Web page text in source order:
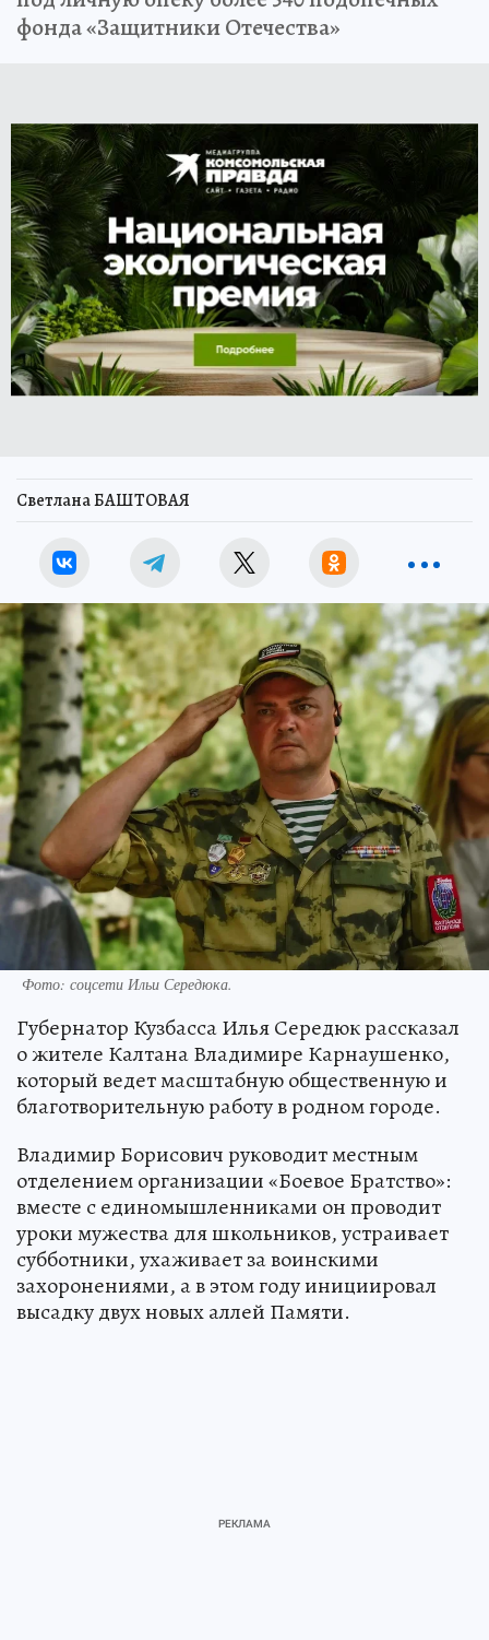
фонда «Защитники Отечества»
Светлана БАШТОВАЯ
Фото: соцсети Ильи Середюка.
Губернатор Кузбасса Илья Середюк рассказал
о жителе Калтана Владимире Карнаушенко,
который ведет масштабную общественную и
благотворительную работу в родном городе.
Владимир Борисович руководит местным
отделением организации «Боевое Братство»:
вместе с единомышленниками он проводит
уроки мужества для школьников, устраивает
субботники, ухаживает за воинскими
захоронениями, а в этом году инициировал
высадку двух новых аллей Памяти.